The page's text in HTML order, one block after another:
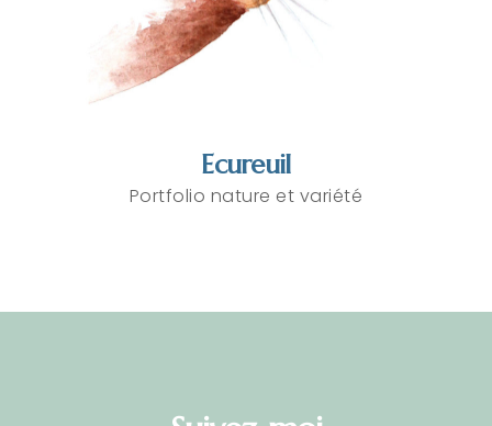
Ecureuil
Portfolio nature et variété